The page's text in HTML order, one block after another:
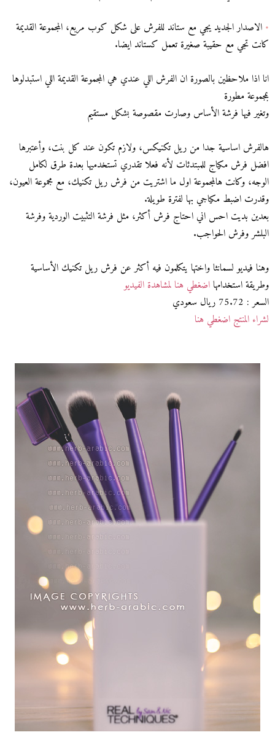
•الاصدار الجديد يجي مع ستاند للفرش على شكل كوب مربع، المجموعة القديمة
كانت تجي مع حقيبة صغيرة تعمل كستاند ايضا.
انا اذا ملاحظين بالصورة ان الفرش اللي عندي هي المجموعة القديمة اللي استبدلوها
بمجموعة مطورة
وتغير فيها فرشة الأساس وصارت مقصوصة بشكل مستقيم
هالفرش اساسية جدا من ريل تكنيكس، ولازم تكون عند كل بنت، وأعتبرها
افضل فرش مكياج للمبتدئات لأنه فعلا تقدري تستخدميها بعدة طرق لكامل
الوجه، وكانت هالمجموعة اول ما اشتريت من فرش ريل تكنيك، مع مجموعة العيون،
وقدرت اضبط مكياجي بها لفترة طويلة.
بعدين بديت احس اني احتاج فرش أكثر، مثل فرشة التثبيت الوردية وفرشة
البلشر وفرش الحواجب.
وهنا فيديو لسمانثا واختها يتكلمون فيه أكثر عن فرش ريل تكنيك الأساسية
وطريقة استخدامهااضغطي هنا لمشاهدة الفيديو
السعر : 75.72 ريال سعودي
لشراء المنتج اضغطي هنا